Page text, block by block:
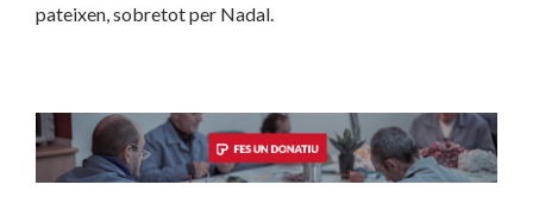
pateixen, sobretot per Nadal.